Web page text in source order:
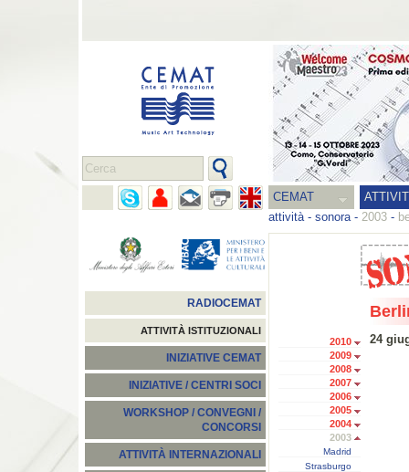
CEMAT
attività- sonora- 2003 -
RADIOCEMAT
ATTIVITÀ ISTITUZIONALI
INIZIATIVE CEMAT
INIZIATIVE / CENTRI SOCI
WORKSHOP / CONVEGNI /
CONCORSI
ATTIVITÀ INTERNAZIONALI
2010
2009
2008
2007
2006
2005
2004
2003
Madrid
Strasburgo
24